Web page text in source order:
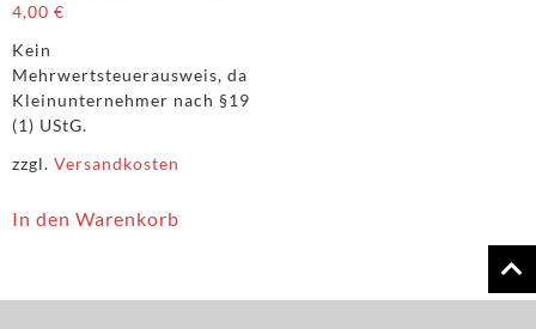
4,00 €
Kein
Mehrwertsteuerausweis, da
Kleinunternehmer nach §19
(1) UStG.
zzgl. Versandkosten
In den Warenkorb